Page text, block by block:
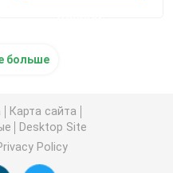
больше
Карта сайта
Desktop Site
Policy